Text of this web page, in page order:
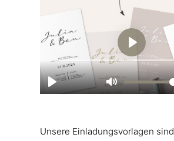
Unsere Einladungsvorlagen sind